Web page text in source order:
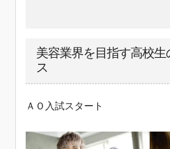
美容業界を目指す高校
ス
ＡＯ入試スタート